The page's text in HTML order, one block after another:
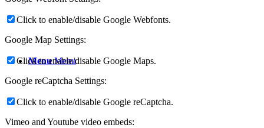
Menu Menu
Click to enable/disable Google Webfonts.
Google Map Settings:
Click to enable/disable Google Maps.
Google reCaptcha Settings:
Click to enable/disable Google reCaptcha.
Vimeo and Youtube video embeds: